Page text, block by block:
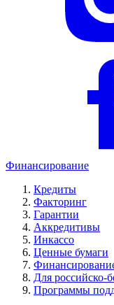
Финансирование
Кредиты
Факторинг
Гарантии
Аккредитивы
Инкассо
Ценные бумаги
Для российско-
Программы